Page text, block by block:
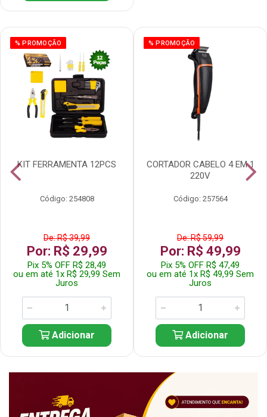
% PROMOÇÃO
KIT FERRAMENTA 12PCS
Código: 254808
De: R$ 39,99
Por: R$ 29,99
Pix 5% OFF R$ 28,49
ou em até 1x R$ 29,99 Sem
Juros
Adicionar
% PROMOÇÃO
CORTADOR CABELO 4 EM 1
220V
Código: 257564
De: R$ 59,99
Por: R$ 49,99
Pix 5% OFF R$ 47,49
ou em até 1x R$ 49,99 Sem
Juros
Adicionar